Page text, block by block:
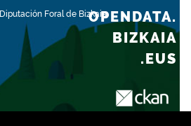
Diputación Foral de BizkaiaOPENDATA.
BIZKAIA
.EUS